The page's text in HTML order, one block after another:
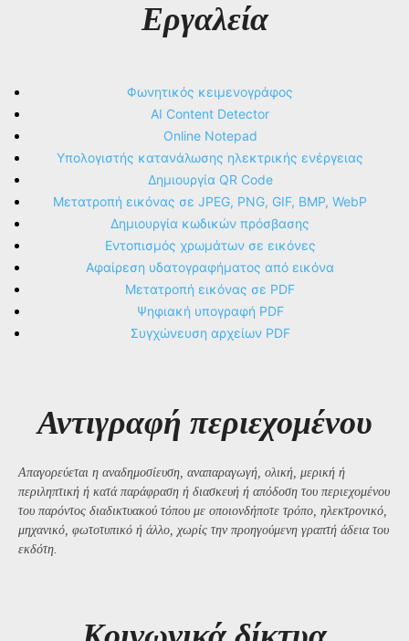
Εργαλεία
Φωνητικός κειμενογράφος
AI Content Detector
Online Notepad
Υπολογιστής κατανάλωσης ηλεκτρικής ενέργειας
Δημιουργία QR Code
Μετατροπή εικόνας σε JPEG, PNG, GIF, BMP, WebP
Δημιουργία κωδικών πρόσβασης
Εντοπισμός χρωμάτων σε εικόνες
Αφαίρεση υδατογραφήματος από εικόνα
Μετατροπή εικόνας σε PDF
Ψηφιακή υπογραφή PDF
Συγχώνευση αρχείων PDF
Αντιγραφή περιεχομένου
Απαγορεύεται η αναδημοσίευση, αναπαραγωγή, ολική, μερική ή
περιληπτική ή κατά παράφραση ή διασκευή ή απόδοση του περιεχομένου
του παρόντος διαδικτυακού τόπου με οποιονδήποτε τρόπο, ηλεκτρονικό,
μηχανικό, φωτοτυπικό ή άλλο, χωρίς την προηγούμενη γραπτή άδεια του
εκδότη.